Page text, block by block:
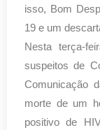
isso, Bom
19 e um
Nesta terça-
suspeitos de
Comunicação
morte de um
positivo de